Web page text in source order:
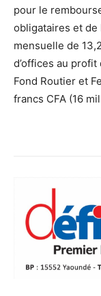
pour le
obligataires et de
mensuelle de
d’offices au
Fond Routier et
francs CFA (16